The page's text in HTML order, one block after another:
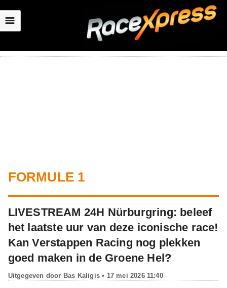
☰
FORMULE 1
LIVESTREAM 24H Nürburgring: beleef
het laatste uur van deze iconische race!
Kan Verstappen Racing nog plekken
goed maken in de Groene Hel?
Uitgegeven door Bas Kaligis• 17 mei 2026 11:40